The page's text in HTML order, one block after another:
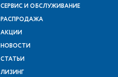
СЕРВИС И ОБСЛУЖИВАНИЕ
РАСПРОДАЖА
АКЦИИ
НОВОСТИ
СТАТЬИ
ЛИЗИНГ